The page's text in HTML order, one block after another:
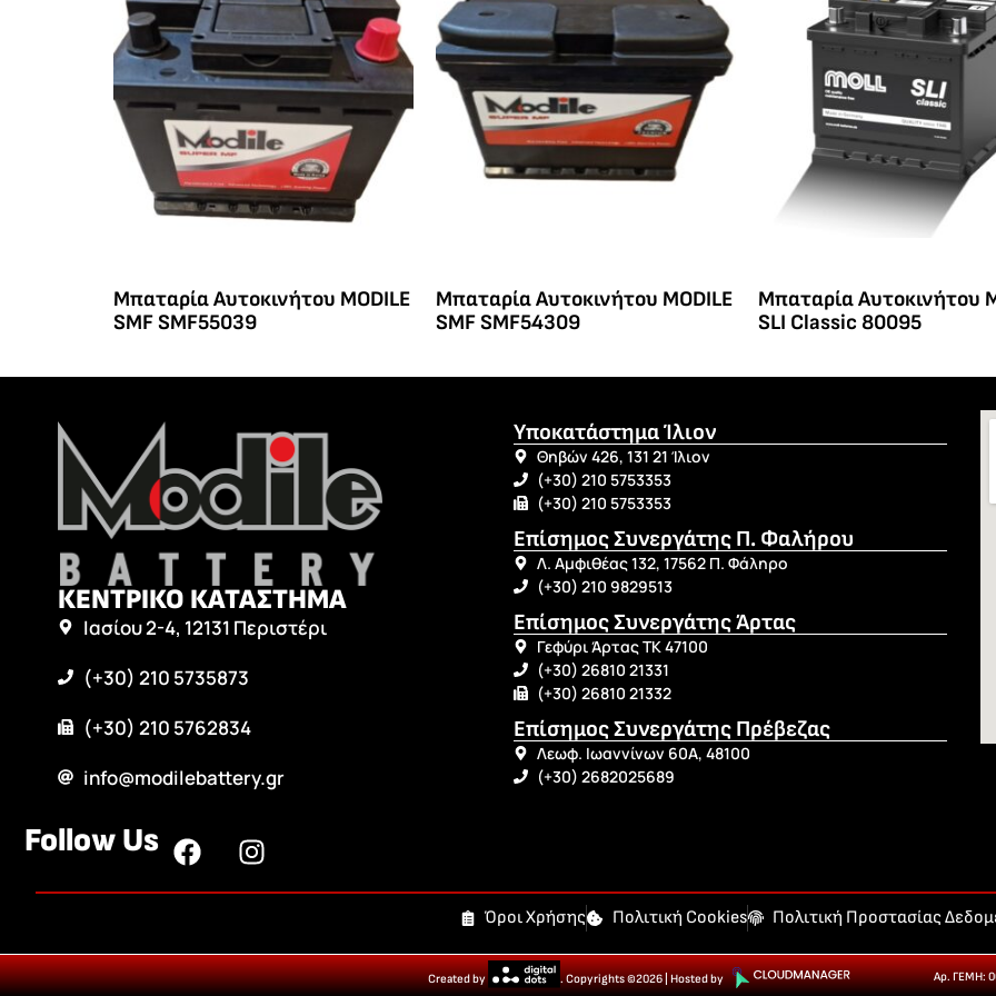
Μπαταρία Αυτοκινήτου MODILE
SMF SMF55039
Μπαταρία Αυτοκινήτου MODILE
SMF SMF54309
Μπαταρία Αυτοκινήτου
SLI Classic 80095
ΚΕΝΤΡΙΚΟ ΚΑΤΑΣΤΗΜΑ
Ιασίου 2-4, 12131 Περιστέρι
(+30) 210 5735873
(+30) 210 5762834
info@modilebattery.gr
Υποκατάστημα Ίλιον
Θηβών 426, 131 21 Ίλιον
(+30) 210 5753353
(+30) 210 5753353
Επίσημος Συνεργάτης Π. Φαλήρου
Λ. Αμφιθέας 132, 17562 Π. Φάληρο
(+30) 210 9829513
Επίσημος Συνεργάτης Άρτας
Γεφύρι Άρτας ΤΚ 47100
(+30) 26810 21331
(+30) 26810 21332
Επίσημος Συνεργάτης Πρέβεζας
Λεωφ. Ιωαννίνων 60Α, 48100
(+30) 2682025689
Follow Us
Όροι Χρήσης Πολιτική Cookies Πολιτική Προστασίας
Created by . Copyrights ©2026 | Hosted by Αρ. ΓΕΜΗ: